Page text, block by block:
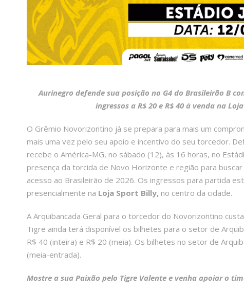
Aurinegro defende sua posição no G4 do Brasileirão B
ingressos a R$ 20 e R$ 40 à venda na
O Grêmio Novorizontino já se prepara para mais um
mais uma vez pelo seu apoio e incentivo do seu torcedor.
recebe o América-MG, no sábado (12), às 16 horas, no
presença da torcida de Novo Horizonte e região para
acesso ao Brasileirão de 2026. Os ingressos para partida
presencialmente na Loja Sport Billy, no centro da cidade.
A Arquibancada Geral para o torcedor do Novorizontino
Tigre ainda terá disponível os bilhetes para o setor de
R$ 40 (inteira) e R$ 20 (meia). Os bilhetes no setor de
(meia-entrada).
Mostre a sua Paixão pelo Tigre Valente e venha apoiar o